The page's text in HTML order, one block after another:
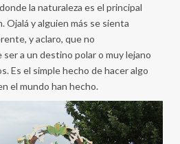
la naturaleza es el principal
y alguien más se sienta
y aclaro, que no
a un destino polar o muy lejano
Es el simple hecho de hacer algo
el mundo han hecho.